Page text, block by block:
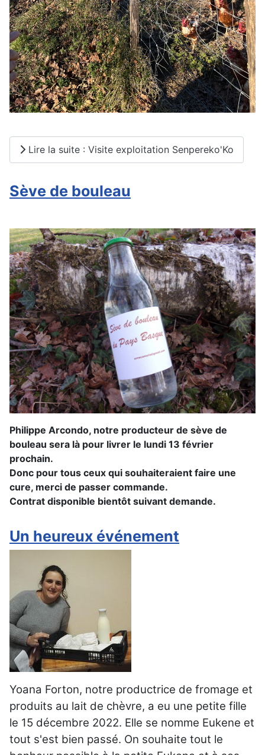
Lire la suite : Visite exploitation Senpereko'Ko
Sève de bouleau
Philippe Arcondo, notre producteur de sève de
bouleau sera là pour livrer le lundi 13 février
prochain.
Donc pour tous ceux qui souhaiteraient faire une
cure, merci de passer commande.
Contrat disponible bientôt suivant demande.
Un heureux événement
Yoana Forton, notre productrice de fromage et
produits au lait de chèvre, a eu une petite fille
le 15 décembre 2022. Elle se nomme Eukene et
tout s'est bien passé. On souhaite tout le